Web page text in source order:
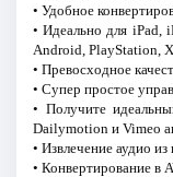
• Удобное
• Идеально для iPad,
Android, PlayStation,
• Превосходное
• Супер простое
• Получите
Dailymotion и Vimeo
• Извлечение аудио
• Конвертирование в